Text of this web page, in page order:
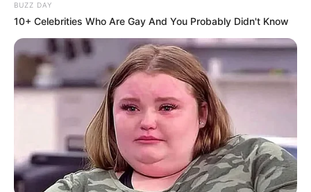
BUZZ DAY
10+ Celebrities Who Are Gay And You Probably Didn't Know